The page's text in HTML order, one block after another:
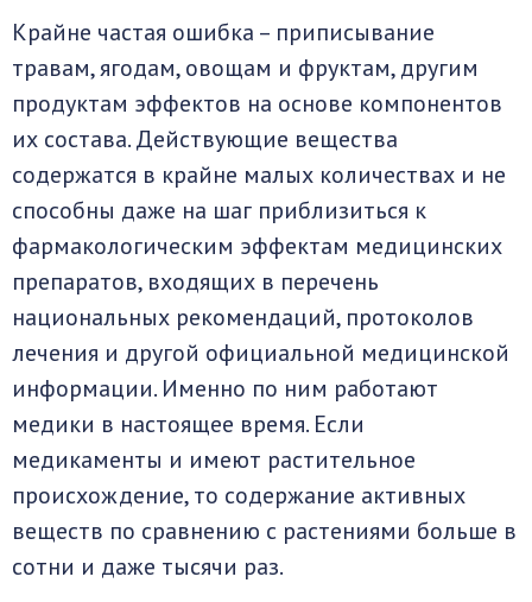
Крайне частая ошибка – приписывание
травам, ягодам, овощам и фруктам, другим
продуктам эффектов на основе компонентов
их состава. Действующие вещества
содержатся в крайне малых количествах и не
способны даже на шаг приблизиться к
фармакологическим эффектам медицинских
препаратов, входящих в перечень
национальных рекомендаций, протоколов
лечения и другой официальной медицинской
информации. Именно по ним работают
медики в настоящее время. Если
медикаменты и имеют растительное
происхождение, то содержание активных
веществ по сравнению с растениями больше в
сотни и даже тысячи раз.